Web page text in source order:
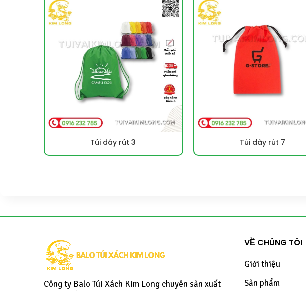
Túi dây rút 3 Túi dây rút 7
Công ty Balo Túi Xách Kim Long chuyên sản xuất
VỀ CHÚNG TÔI
Giới thiệu
Sản phẩm